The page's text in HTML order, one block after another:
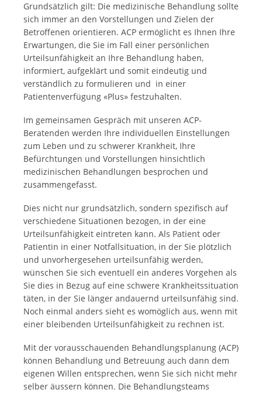
Grundsätzlich gilt: Die medizinische Behandlung sollte
sich immer an den Vorstellungen und Zielen der
Betroffenen orientieren. ACP ermöglicht es Ihnen Ihre
Erwartungen, die Sie im Fall einer persönlichen
Urteilsunfähigkeit an Ihre Behandlung haben,
informiert, aufgeklärt und somit eindeutig und
verständlich zu formulieren und in einer
Patientenverfügung «Plus» festzuhalten.
Im gemeinsamen Gespräch mit unseren ACP-
Beratenden werden Ihre individuellen Einstellungen
zum Leben und zu schwerer Krankheit, Ihre
Befürchtungen und Vorstellungen hinsichtlich
medizinischen Behandlungen besprochen und
zusammengefasst.
Dies nicht nur grundsätzlich, sondern spezifisch auf
verschiedene Situationen bezogen, in der eine
Urteilsunfähigkeit eintreten kann. Als Patient oder
Patientin in einer Notfallsituation, in der Sie plötzlich
und unvorhergesehen urteilsunfähig werden,
wünschen Sie sich eventuell ein anderes Vorgehen als
Sie dies in Bezug auf eine schwere Krankheitssituation
täten, in der Sie länger andauernd urteilsunfähig sind.
Noch einmal anders sieht es womöglich aus, wenn mit
einer bleibenden Urteilsunfähigkeit zu rechnen ist.
Mit der vorausschauenden Behandlungsplanung (ACP)
können Behandlung und Betreuung auch dann dem
eigenen Willen entsprechen, wenn Sie sich nicht mehr
selber äussern können. Die Behandlungsteams